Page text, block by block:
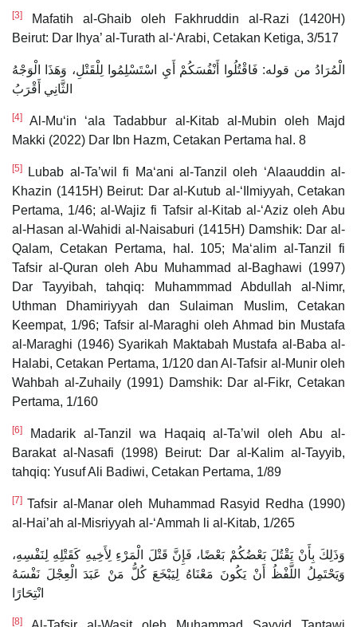
[3]
Mafatih al-Ghaib oleh Fakhruddin al-Razi (1420H)
Beirut: Dar Ihya’ al-Turath al-‘Arabi, Cetakan Ketiga, 3/517
الْمُرَادُ من قوله: فَاقْتُلُوا أَنْفُسَكُمْ أَيِ اسْتَسْلِمُوا لِلْقَتْلِ، وَهَذَا الْوَجْهُ
الثَّانِي أَقْرَبُ
[4]
Al-Mu‘in ‘ala Tadabbur al-Kitab al-Mubin oleh Majd
Makki (2022) Dar Ibn Hazm, Cetakan Pertama hal. 8
[5]
Lubab al-Ta’wil fi Ma‘ani al-Tanzil oleh ‘Alaauddin al-
Khazin (1415H) Beirut: Dar al-Kutub al-‘Ilmiyyah, Cetakan
Pertama, 1/46; al-Wajiz fi Tafsir al-Kitab al-‘Aziz oleh Abu
al-Hasan al-Wahidi al-Naisaburi (1415H) Damshik: Dar al-
Qalam, Cetakan Pertama, hal. 105; Ma‘alim al-Tanzil fi
Tafsir al-Quran oleh Abu Muhammad al-Baghawi (1997)
Dar Tayyibah, tahqiq: Muhammmad Abdullah al-Nimr,
Uthman Dhamiriyyah dan Sulaiman Muslim, Cetakan
Keempat, 1/96; Tafsir al-Maraghi oleh Ahmad bin Mustafa
al-Maraghi (1946) Syarikah Maktabah Mustafa al-Baba al-
Halabi, Cetakan Pertama, 1/120 dan Al-Tafsir al-Munir oleh
Wahbah al-Zuhaily (1991) Damshik: Dar al-Fikr, Cetakan
Pertama, 1/160
[6]
Madarik al-Tanzil wa Haqaiq al-Ta’wil oleh Abu al-
Barakat al-Nasafi (1998) Beirut: Dar al-Kalim al-Tayyib,
tahqiq: Yusuf Ali Badiwi, Cetakan Pertama, 1/89
[7] Tafsir al-Manar oleh Muhammad Rasyid Redha (1990)
al-Hai’ah al-Misriyyah al-‘Ammah li al-Kitab, 1/265
وَذَلِكَ بِأَنْ يَقْتُلَ بَعْضُكُمْ بَعْضًا، فَإِنَّ قَتْلَ الْمَرْءِ لِأَخِيهِ كَقَتْلِهِ لِنَفْسِهِ،
وَيَحْتَمِلُ اللَّفْظُ أَنْ يَكُونَ مَعْنَاهُ لِيَبْخَعَ كُلُّ مَنْ عَبَدَ الْعِجْلَ نَفْسَهُ
انْتِحَارًا
[8]